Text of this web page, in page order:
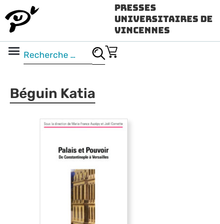
Presses
Universitaires de
Vincennes
Béguin Katia